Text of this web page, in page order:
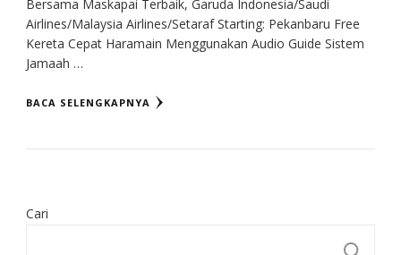
Bersama Maskapai Terbaik, Garuda Indonesia/Saudi
Airlines/Malaysia Airlines/Setaraf Starting: Pekanbaru Free
Kereta Cepat Haramain Menggunakan Audio Guide Sistem
Jamaah …
BACA SELENGKAPNYA
Cari